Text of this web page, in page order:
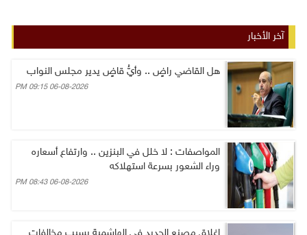
آخر الأخبار
هل القاضي راضٍ .. وأيُّ قاضٍ يدير مجلس النواب
06-08-2026 09:15 PM
المواصفات : لا خلل في البنزين .. وارتفاع أسعاره
وراء الشعور بسرعة استهلاكه
06-08-2026 08:43 PM